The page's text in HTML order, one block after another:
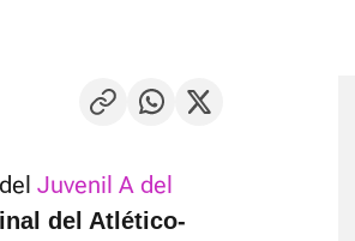
Juvenil A del
del Atlético-